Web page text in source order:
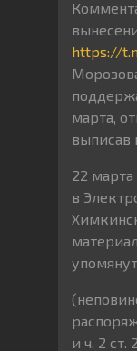
https://
марта,
выписав
22
в
и ч. 2 ст.